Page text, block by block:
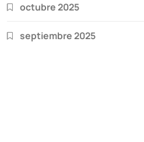
octubre 2025
septiembre 2025